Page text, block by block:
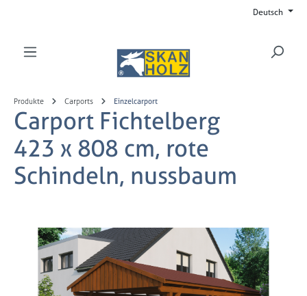
Produkte Carports Einzelcarport
Carport Fichtelberg
423 x 808 cm, rote
Schindeln, nussbaum
Bildergalerie überspringen
Deutsch